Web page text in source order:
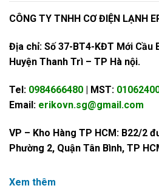
CÔNG TY TNHH CƠ ĐIỆN LẠNH
Địa chỉ: Số 37-BT4-KĐT Mới Cầu
Huyện Thanh Trì – TP Hà nội.
Tel: 0984666480 | MST:
Email: erikovn.sg@gmail.com
VP – Kho Hàng TP HCM: B22/2
Phường 2, Quận Tân Bình, TP
Xem thêm